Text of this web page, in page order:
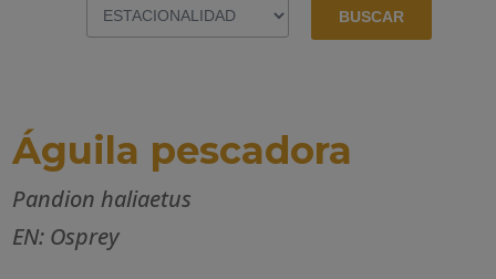
Águila pescadora
Pandion haliaetus
EN: Osprey